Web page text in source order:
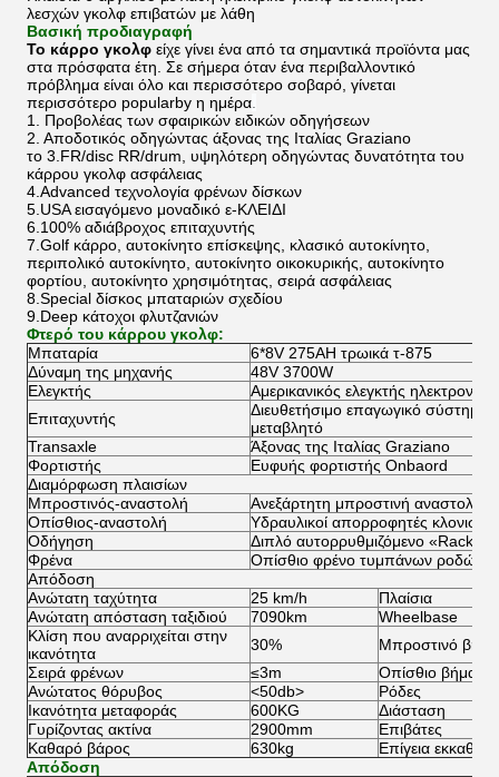
λεσχών γκολφ επιβατών με λάθη
Βασική προδιαγραφή
Το κάρρο γκολφ είχε γίνει ένα από τα σημαντικά προϊόντα μας
στα πρόσφατα έτη. Σε σήμερα όταν ένα περιβαλλοντικό
πρόβλημα είναι όλο και περισσότερο σοβαρό, γίνεται
περισσότερο popularby η ημέρα
1. Προβολέας των σφαιρικών ειδικών οδηγήσεων
2. Αποδοτικός οδηγώντας άξονας της Ιταλίας Graziano
το 3.FR/disc RR/drum, υψηλότερη οδηγώντας δυνατότητα του
κάρρου γκολφ ασφάλειας
4.Advanced τεχνολογία φρένων δίσκων
5.USA εισαγόμενο μοναδικό ε-ΚΛΕΙΔΙ
6.100% αδιάβροχος επιταχυντής
7.Golf κάρρο, αυτοκίνητο επίσκεψης, κλασικό αυτοκίνητο,
περιπολικό αυτοκίνητο, αυτοκίνητο οικοκυρικής, αυτοκίνητο
φορτίου, αυτοκίνητο χρησιμότητας, σειρά ασφάλειας
8.Special δίσκος μπαταριών σχεδίου
9.Deep κάτοχοι φλυτζανιών
Φτερό του κάρρου γκολφ:
Μπαταρία
6*8V 275AH τρωικά τ-875
Δύναμη της μηχανής
48V 3700W
Ελεγκτής
Αμερικανικός ελεγκτής
Επιταχυντής
Διευθετήσιμο επαγωγικό σύστημα
μεταβλητό
Transaxle
Άξονας της Ιταλίας Graziano
Φορτιστής
Ευφυής φορτιστής Onbaord
Διαμόρφωση πλαισίων
Μπροστινός-αναστολή
Ανεξάρτητη μπροστινή αναστολή
Οπίσθιος-αναστολή
Υδραυλικοί απορροφητές
Οδήγηση
Διπλό αυτορρυθμιζόμενο
Φρένα
Οπίσθιο φρένο τυμπάνων ροδών
Απόδοση
Ανώτατη ταχύτητα
25 km/h
Πλαίσια
Ανώτατη απόσταση ταξιδιού
7090km
Wheelbase
Κλίση που αναρριχείται στην
ικανότητα
30%
Μπροστινό
Σειρά φρένων
≤3m
Οπίσθιο βήμα
Ανώτατος θόρυβος
<50db>
Ρόδες
Ικανότητα μεταφοράς
600KG
Διάσταση
Γυρίζοντας ακτίνα
2900mm
Επιβάτες
Καθαρό βάρος
630kg
Επίγεια
Απόδοση